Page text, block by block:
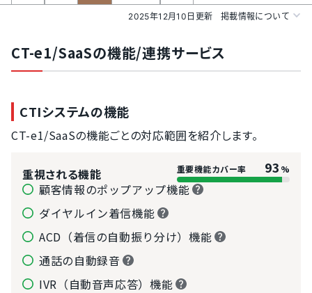
2025年12月10日更新 掲載情報について
CT-e1/SaaSの機能/連携サービス
CTIシステムの機能
CT-e1/SaaSの機能ごとの対応範囲を紹介します。
重視される機能 重要機能カバー率 93 %
顧客情報のポップアップ機能
ダイヤルイン着信機能
ACD（着信の自動振り分け）機能
通話の自動録音
IVR（自動音声応答）機能